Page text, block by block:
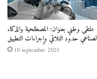
ملتقى وطني بعنوان: المصطلحية والذكاء
حدود التلاقي وإجراءات التطبيق
10 septembre 2025